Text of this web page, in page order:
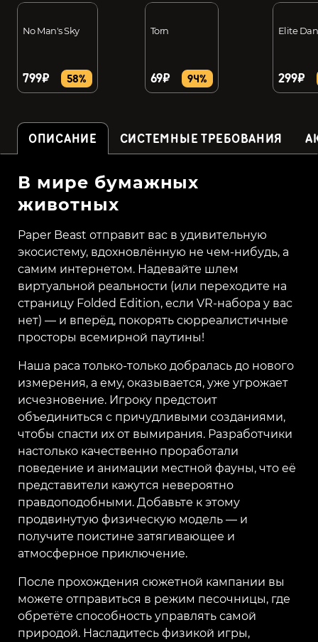
No Man's Sky
799₽ 58%
Torn
69₽ 94%
Elite
299₽
ОПИСАНИЕ СИСТЕМНЫЕ ТРЕБОВАНИЯ
В мире бумажных
животных
Paper Beast отправит вас в удивительную
экосистему, вдохновлённую не чем-нибудь, а
самим интернетом. Надевайте шлем
виртуальной реальности (или переходите на
страницу Folded Edition, если VR-набора у вас
нет) — и вперёд, покорять сюрреалистичные
просторы всемирной паутины!
Наша раса только-только добралась до нового
измерения, а ему, оказывается, уже угрожает
исчезновение. Игроку предстоит
объединиться с причудливыми созданиями,
чтобы спасти их от вымирания. Разработчики
настолько качественно проработали
поведение и анимации местной фауны, что её
представители кажутся невероятно
правдоподобными. Добавьте к этому
продвинутую физическую модель — и
получите поистине затягивающее и
атмосферное приключение.
После прохождения сюжетной кампании вы
можете отправиться в режим песочницы, где
обретёте способность управлять самой
природой. Насладитесь физикой игры,